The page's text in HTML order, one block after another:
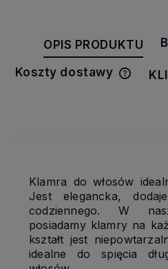
OPIS PRODUKTU
Koszty dostawy
Cena
Klamra do włosów
Jest elegancka,
codziennego. W
posiadamy klamry na
kształt jest
idealne do spięcia